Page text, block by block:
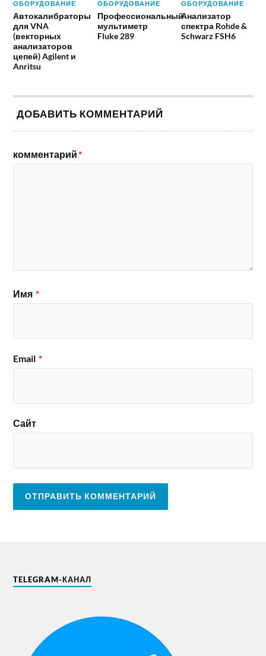
ОБОРУДОВАНИЕ
Автокалибраторы
для VNA
(векторных
анализаторов
цепей) Agilent и
Anritsu
ОБОРУДОВАНИЕ
Профессиональный
мультиметр
Fluke 289
ОБОРУДОВАНИЕ
Анализатор
спектра Rohde &
Schwarz FSH6
ДОБАВИТЬ КОММЕНТАРИЙ
комментарий*
Имя *
Email *
Сайт
TELEGRAM-КАНАЛ